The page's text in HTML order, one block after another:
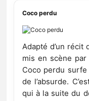
Coco perdu
Adapté d’un récit
mis en scène
Coco perdu
de l’absurde.
qui à la suite du